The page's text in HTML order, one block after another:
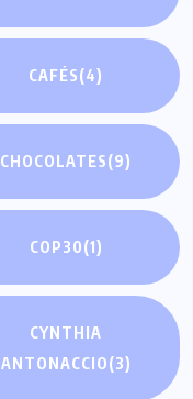
CAFÉS(4)
CHOCOLATES(9)
COP30(1)
CYNTHIA
ANTONACCIO(3)